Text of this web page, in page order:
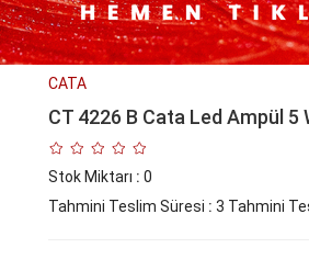
CATA
CT 4226 B Cata Led Ampül 5
Stok Miktarı : 0
Tahmini Teslim Süresi : 3 Tahmini